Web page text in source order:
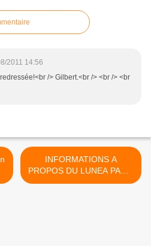
2011 14:56
/> Gilbert.<br /> <br /> <br
INFORMATIONS A
PROPOS DU LUNEA PARIS
BRIANCON >